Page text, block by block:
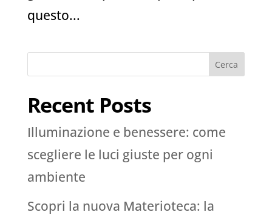
questo...
Cerca
Recent Posts
Illuminazione e benessere: come
scegliere le luci giuste per ogni
ambiente
Scopri la nuova Materioteca: la